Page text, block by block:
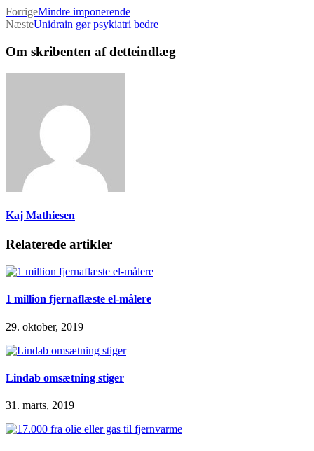
ForrigeMindre imponerende
NæsteUnidrain gør psykiatri bedre
Om skribenten af detteindlæg
Kaj Mathiesen
Relaterede artikler
1 million fjernaflæste el-målere
29. oktober, 2019
Lindab omsætning stiger
31. marts, 2019